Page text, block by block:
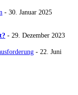
- 30. Januar 2025
- 29. Dezember 2023
- 22. Juni